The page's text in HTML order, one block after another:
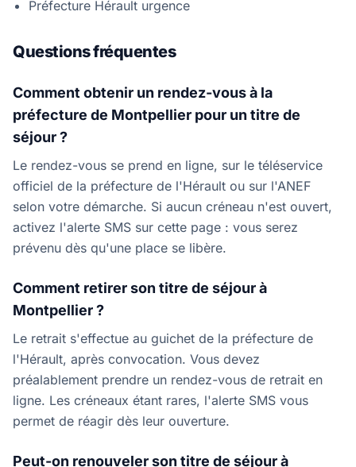
Préfecture Hérault urgence
Questions fréquentes
Comment obtenir un rendez-vous à la
préfecture de Montpellier pour un titre de
séjour ?
Le rendez-vous se prend en ligne, sur le téléservice
officiel de la préfecture de l'Hérault ou sur l'ANEF
selon votre démarche. Si aucun créneau n'est ouvert,
activez l'alerte SMS sur cette page : vous serez
prévenu dès qu'une place se libère.
Comment retirer son titre de séjour à
Montpellier ?
Le retrait s'effectue au guichet de la préfecture de
l'Hérault, après convocation. Vous devez
préalablement prendre un rendez-vous de retrait en
ligne. Les créneaux étant rares, l'alerte SMS vous
permet de réagir dès leur ouverture.
Peut-on renouveler son titre de séjour à